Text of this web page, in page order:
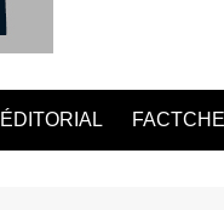
ÉDITORIAL